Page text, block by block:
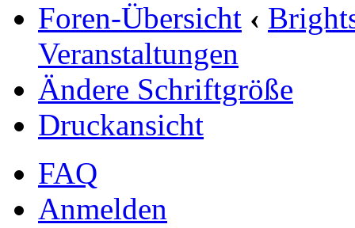
Foren-Übersicht ‹
Veranstaltungen
Ändere Schriftgröße
Druckansicht
FAQ
Anmelden